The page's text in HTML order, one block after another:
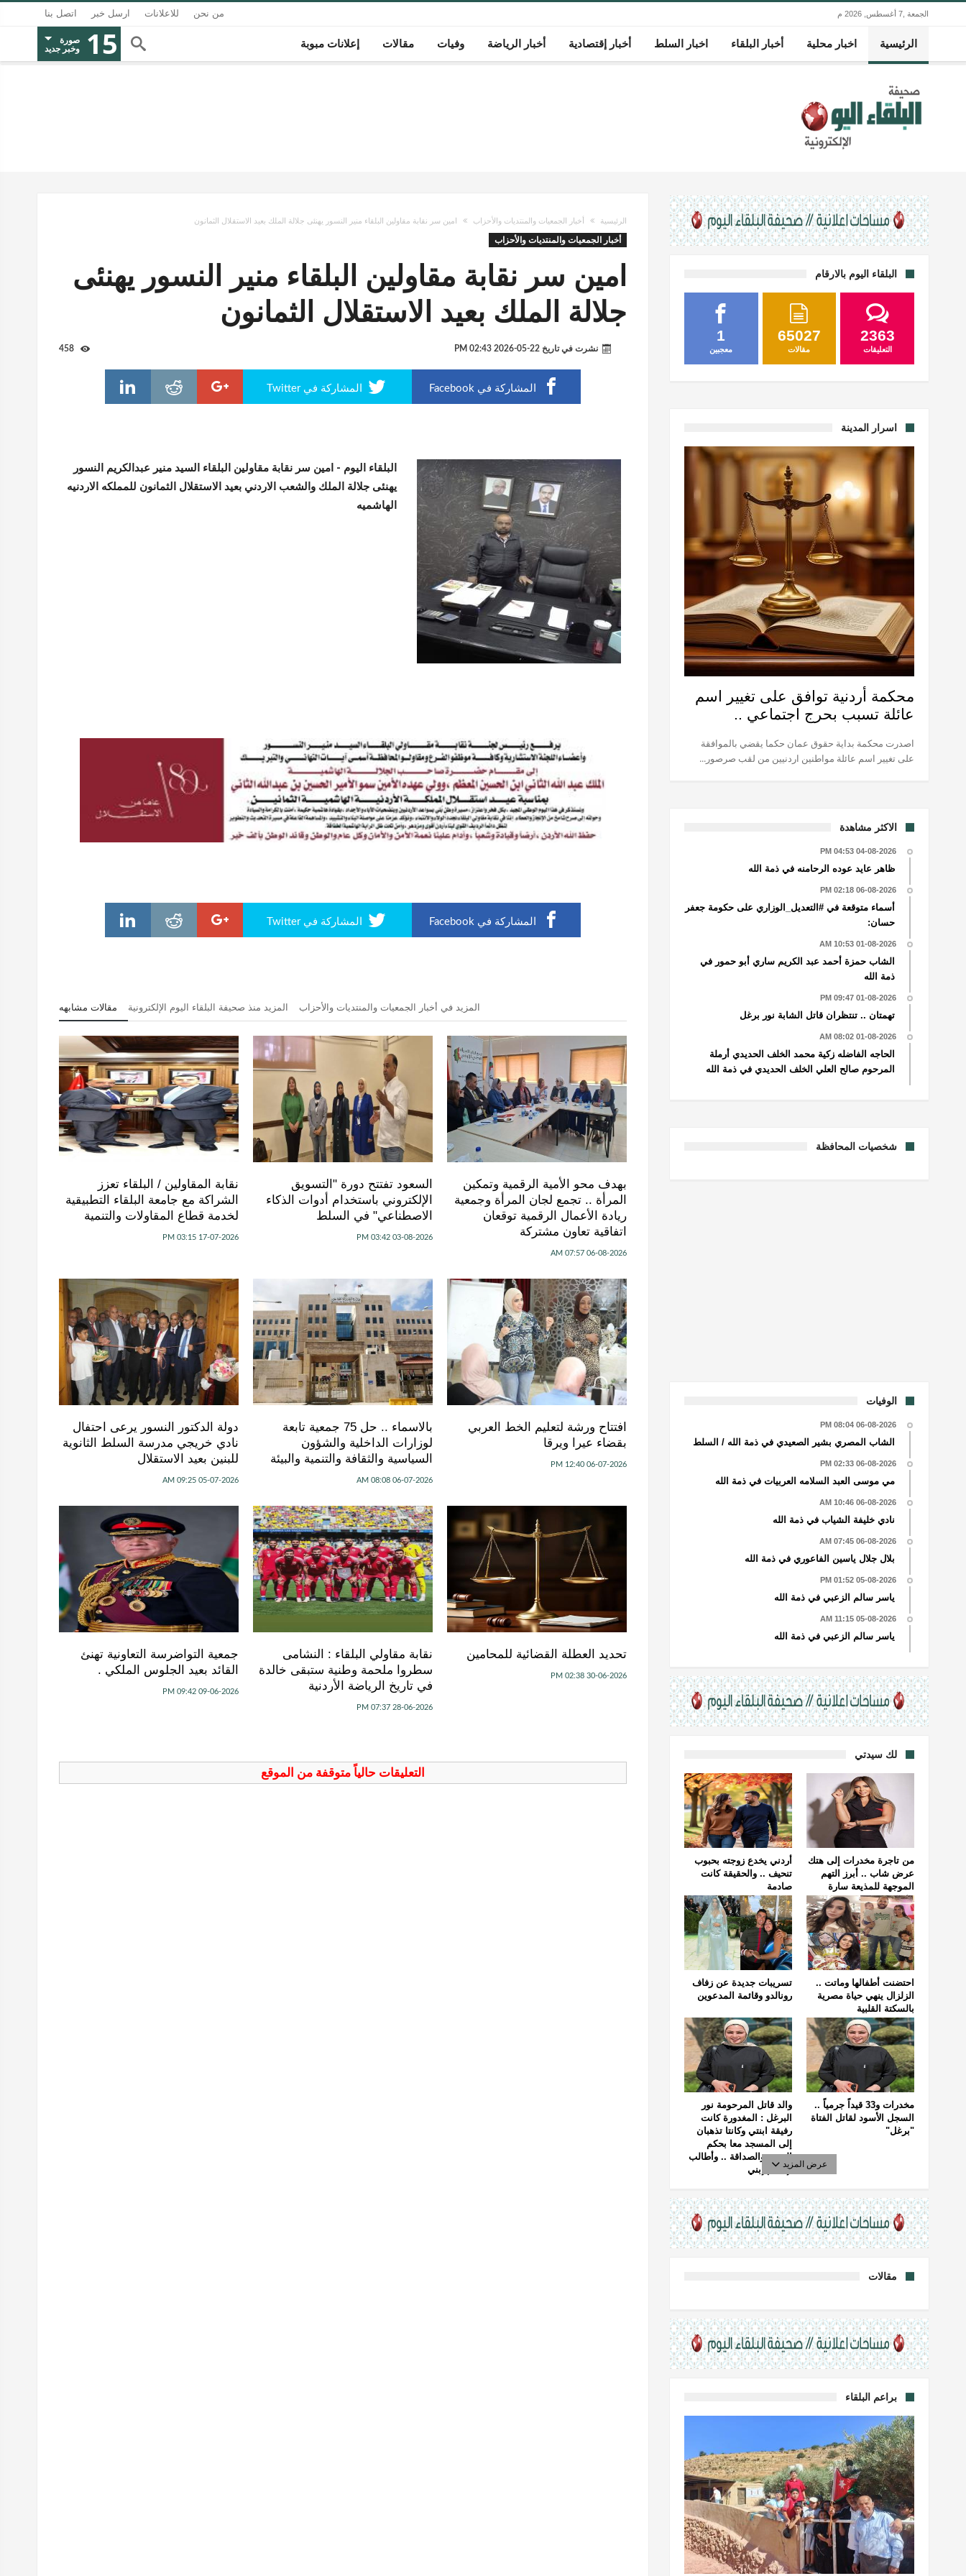
الجمعة ,7 أغسطس, 2026 م من نحن للاعلانات ارسل خبر اتصل بنا
الرئيسية اخبار محلية أخبار البلقاء اخبار السلط أخبار إقتصادية أخبار الرياضة وفيات مقالات إعلانات مبوبة 15 صورة
وخبر جديد
الرئيسية أخبار الجمعيات والمنتديات والأحزاب امين سر نقابة مقاولين البلقاء منير النسور يهنئى جلالة الملك بعيد الاستقلال الثمانون
أخبار الجمعيات والمنتديات والأحزاب
امين سر نقابة مقاولين البلقاء منير النسور يهنئى
جلالة الملك بعيد الاستقلال الثمانون
نشرت في تاريخ 22-05-2026 02:43 PM
المشاركة في Facebook المشاركة في Twitter
البلقاء اليوم - امين سر نقابة مقاولين البلقاء السيد منير عبدالكريم النسور
يهنئى جلالة الملك والشعب الاردني بعيد الاستقلال الثمانون للمملكه الاردنيه
الهاشميه
المشاركة في Facebook المشاركة في Twitter
مقالات مشابهه المزيد منذ صحيفة البلقاء اليوم الإلكترونية المزيد في أخبار الجمعيات والمنتديات والأحزاب
بهدف محو الأمية الرقمية وتمكين
المرأة .. تجمع لجان المرأة وجمعية
ريادة الأعمال الرقمية توقعان
اتفاقية تعاون مشتركة
06-08-2026 07:57 AM
السعود تفتتح دورة "التسويق
الإلكتروني باستخدام أدوات الذكاء
الاصطناعي" في السلط
03-08-2026 03:42 PM
نقابة المقاولين / البلقاء تعزز
الشراكة مع جامعة البلقاء التطبيقية
لخدمة قطاع المقاولات والتنمية
17-07-2026 03:15 PM
افتتاح ورشة لتعليم الخط العربي
بقضاء عيرا ويرقا
06-07-2026 12:40 PM
بالاسماء .. حل 75 جمعية تابعة
لوزارات الداخلية والشؤون
السياسية والثقافة والتنمية والبيئة
06-07-2026 08:08 AM
دولة الدكتور النسور يرعى احتفال
نادي خريجي مدرسة السلط الثانوية
للبنين بعيد الاستقلال
05-07-2026 09:25 AM
تحديد العطلة القضائية للمحامين
30-06-2026 02:38 PM
نقابة مقاولي البلقاء : النشامى
سطروا ملحمة وطنية ستبقى خالدة
في تاريخ الرياضة الأردنية
28-06-2026 07:37 PM
جمعية التواضرسة التعاونية تهنئ
القائد بعيد الجلوس الملكي .
09-06-2026 09:42 PM
التعليقات حالياً متوقفة من الموقع
البلقاء اليوم بالارقام
1
معجبين
65027
مقالات
2363
التعليقات
اسرار المدينة
محكمة أردنية توافق على تغيير اسم
عائلة تسبب بحرج اجتماعي ..
اصدرت محكمة بداية حقوق عمان حكما يقضي بالموافقة
على تغيير اسم عائلة مواطنين اردنيين من لقب صرصور...
الاكثر مشاهدة
04-08-2026 04:53 PM
ظاهر عايد عوده الرحامنه في ذمة الله
06-08-2026 02:18 PM
أسماء متوقعة في #التعديل_الوزاري على حكومة جعفر
حسان:
01-08-2026 10:53 AM
الشاب حمزة أحمد عبد الكريم ساري أبو حمور في
ذمة الله
01-08-2026 09:47 PM
تهمتان .. تنتظران قاتل الشابة نور برغل
01-08-2026 08:02 AM
الحاجه الفاضله زكية محمد الخلف الحديدي أرملة
المرحوم صالح العلي الخلف الحديدي في ذمة الله
شخصيات المحافظة
الوفيات
06-08-2026 08:04 PM
الشاب المصري بشير الصعيدي في ذمة الله / السلط
06-08-2026 02:33 PM
مي موسى العبد السلامه العربيات في ذمة الله
06-08-2026 10:46 AM
نادي خليفة الشياب في ذمة الله
06-08-2026 07:45 AM
بلال جلال ياسين الفاعوري في ذمة الله
05-08-2026 01:52 PM
ياسر سالم الزعبي في ذمة الله
05-08-2026 11:15 AM
ياسر سالم الزعبي في ذمة الله
لك سيدتي
أردني يخدع زوجته بحبوب
تنحيف .. والحقيقة كانت
صادمة
من تاجرة مخدرات إلى هتك
عرض شاب .. أبرز التهم
الموجهة للمذيعة سارة
خليفة
تسريبات جديدة عن زفاف
رونالدو وقائمة المدعوين
احتضنت أطفالها وماتت ..
الزلزال ينهي حياة مصرية
بالسكتة القلبية
والد قاتل المرحومة نور
البرغل : المغدورة كانت
رفيقة ابنتي وكانتا تذهبان
إلى المسجد معا بحكم
الجيرة والصداقة .. وأطالب
بإعدام إبني
مخدرات و33 قيداً جرمياً ..
السجل الأسود لقاتل الفتاة
"برغل"
عرض المزيد
مقالات
براعم البلقاء